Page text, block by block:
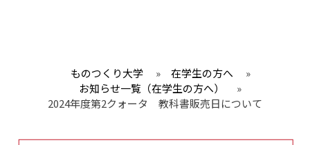
ものつくり大学 » 在学生の方へ
»
お知らせ一覧（在学生の方へ）
»
2024年度第2クォータ 教科書販売日について